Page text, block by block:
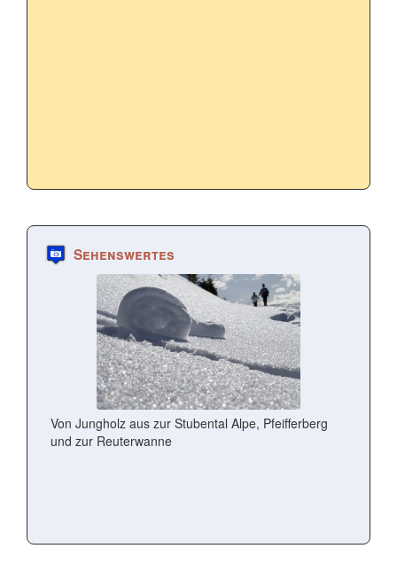
Sehenswertes
Von Jungholz aus zur Stubental Alpe, Pfeifferberg
und zur Reuterwanne